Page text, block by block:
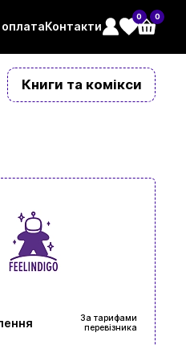
Контакти
0 0
Книги та комікси
За тарифами
перевізника